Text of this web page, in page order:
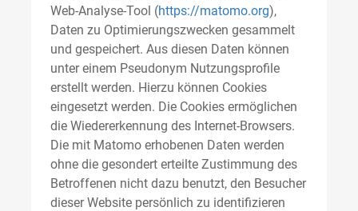
Web-Analyse-Tool (https://matomo.org),
Daten zu Optimierungszwecken gesammelt
und gespeichert. Aus diesen Daten können
unter einem Pseudonym Nutzungsprofile
erstellt werden. Hierzu können Cookies
eingesetzt werden. Die Cookies ermöglichen
die Wiedererkennung des Internet-Browsers.
Die mit Matomo erhobenen Daten werden
ohne die gesondert erteilte Zustimmung des
Betroffenen nicht dazu benutzt, den Besucher
dieser Website persönlich zu identifizieren